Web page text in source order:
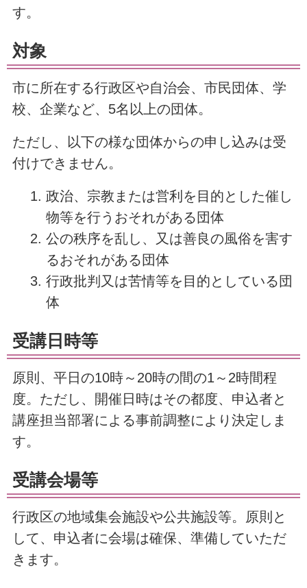
す。
対象
市に所在する行政区や自治会、市民団体、学
校、企業など、5名以上の団体。
ただし、以下の様な団体からの申し込みは受
付けできません。
政治、宗教または営利を目的とした催し
物等を行うおそれがある団体
公の秩序を乱し、又は善良の風俗を害す
るおそれがある団体
行政批判又は苦情等を目的としている団
体
受講日時等
原則、平日の10時～20時の間の1～2時間程
度。ただし、開催日時はその都度、申込者と
講座担当部署による事前調整により決定しま
す。
受講会場等
行政区の地域集会施設や公共施設等。原則と
して、申込者に会場は確保、準備していただ
きます。